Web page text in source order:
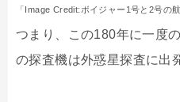
「Image Credit:ボイジャー1号と2号の
つまり、この180年に一度
の探査機は外惑星探査に出